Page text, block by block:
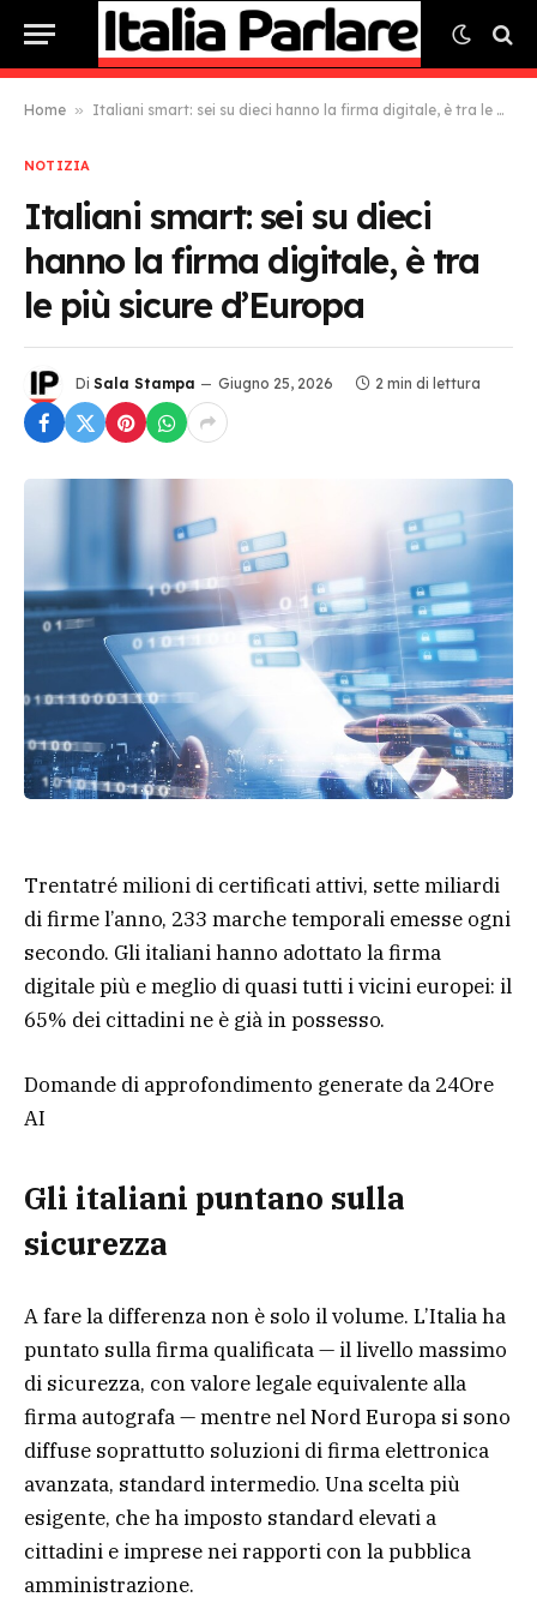
Home » Italiani smart: sei su dieci hanno la firma digitale, è tra le più sicure d’Europa
NOTIZIA
Italiani smart: sei su dieci
hanno la firma digitale, è tra
le più sicure d’Europa
Di Sala Stampa Giugno 25, 2026 2 min di lettura
Trentatré milioni di certificati attivi, sette miliardi
di firme l’anno, 233 marche temporali emesse ogni
secondo. Gli italiani hanno adottato la firma
digitale più e meglio di quasi tutti i vicini europei: il
65% dei cittadini ne è già in possesso.
Domande di approfondimento generate da 24Ore
AI
Gli italiani puntano sulla
sicurezza
A fare la differenza non è solo il volume. L’Italia ha
puntato sulla firma qualificata — il livello massimo
di sicurezza, con valore legale equivalente alla
firma autografa — mentre nel Nord Europa si sono
diffuse soprattutto soluzioni di firma elettronica
avanzata, standard intermedio. Una scelta più
esigente, che ha imposto standard elevati a
cittadini e imprese nei rapporti con la pubblica
amministrazione.